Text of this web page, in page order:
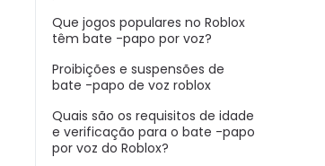
Que jogos populares no Roblox
têm bate -papo por voz?
Proibições e suspensões de
bate -papo de voz roblox
Quais são os requisitos de idade
e verificação para o bate -papo
por voz do Roblox?